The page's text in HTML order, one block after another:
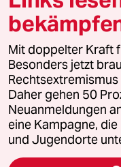
© 2026 taz Verlags
Alle Rechte vorbehalten.
wenden Sie sich bitte an
Feedback
Leitlinie Informant
Mit doppelter Kraft
Besonders jetzt
Daher gehen 50
Neuanmeldungen
eine Kampagne,
und Jugendorte